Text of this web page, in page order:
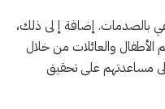
بالصدمات. إضافة إ لى ذلك،
والعائلات من خلال
مساعدتهم على تحقيق